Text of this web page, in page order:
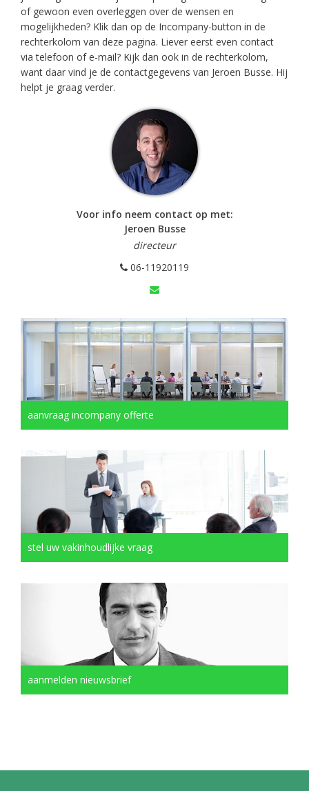
of gewoon even overleggen over de wensen en
mogelijkheden? Klik dan op de Incompany-button in de
rechterkolom van deze pagina. Liever eerst even contact
via telefoon of e-mail? Kijk dan ook in de rechterkolom,
want daar vind je de contactgegevens van Jeroen Busse. Hij
helpt je graag verder.
Voor info neem contact op met:
Jeroen Busse
directeur
06-11920119
aanvraag incompany offerte
stel uw vakinhoudlijke vraag
aanmelden nieuwsbrief